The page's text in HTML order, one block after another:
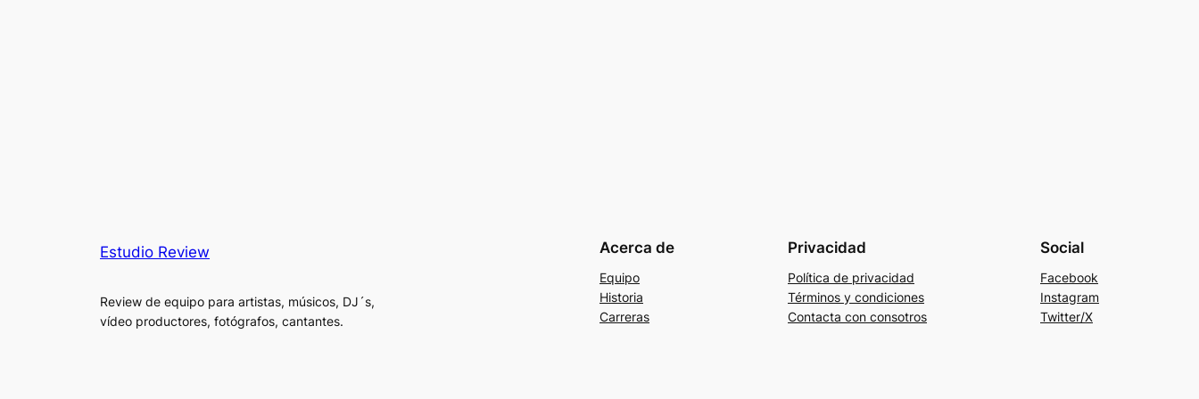
Estudio Review
Review de equipo para artistas, músicos, DJ´s,
vídeo productores, fotógrafos, cantantes.
Acerca de
Equipo
Historia
Carreras
Privacidad
Política de privacidad
Términos y condiciones
Contacta con consotros
Social
Facebook
Instagram
Twitter/X